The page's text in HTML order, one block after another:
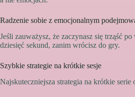
Radzenie sobie z emocjonalnym
Jeśli zauważysz, że zaczynasz się trząść
dziesięć sekund, zanim wrócisz do gry.
Szybkie strategie na krótkie sesje
Najskuteczniejsza strategia na krótkie